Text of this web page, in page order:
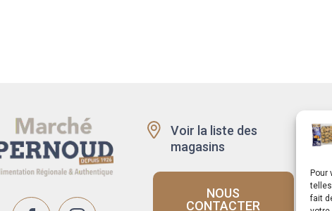
fait
Voir la liste des
magasins
NOUS
CONTACTER